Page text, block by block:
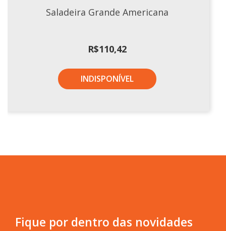
Saladeira Grande Americana
R$110,42
INDISPONÍVEL
Fique por dentro das novidades